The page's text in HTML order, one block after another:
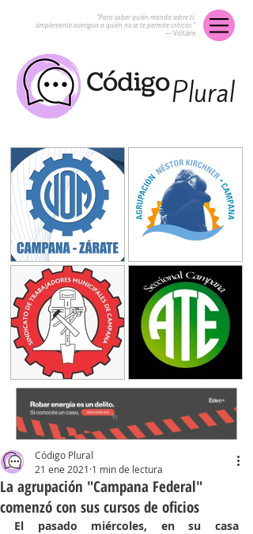
“Para saber quién manda sobre ti,
simplemente averigua a quién no se te permite criticar.”
― Voltaire
La agrupación "Campana Federal"
comenzó con sus cursos de oficios
Código Plural
21 ene 2021 1 min de lectura
El pasado miércoles, en su casa